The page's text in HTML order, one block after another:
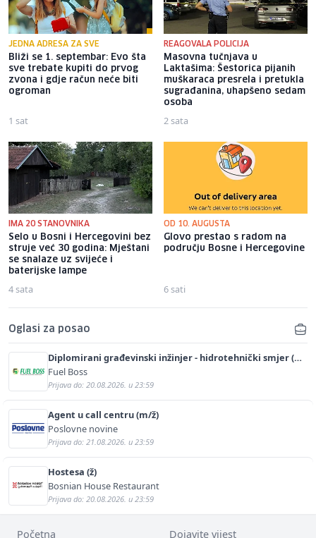
JEDNA ADRESA ZA SVE
Bliži se 1. septembar: Evo šta
sve trebate kupiti do prvog
zvona i gdje račun neće biti
ogroman
1 sat
REAGOVALA POLICIJA
Masovna tučnjava u
Laktašima: Šestorica pijanih
muškaraca presrela i pretukla
sugrađanina, uhapšeno sedam
osoba
2 sata
IMA 20 STANOVNIKA
Selo u Bosni i Hercegovini bez
struje već 30 godina: Mještani
se snalaze uz svijeće i
baterijske lampe
4 sata
OD 10. AUGUSTA
Glovo prestao s radom na
području Bosne i Hercegovine
6 sati
Oglasi za posao
Diplomirani građevinski inžinjer - hidrotehnički smjer (m/
ž)
Fuel Boss
Prijava do: 20.08.2026. u 23:59
Agent u call centru (m/ž)
Poslovne novine
Prijava do: 21.08.2026. u 23:59
Hostesa (ž)
Bosnian House Restaurant
Prijava do: 20.08.2026. u 23:59
Početna Dojavite vijest